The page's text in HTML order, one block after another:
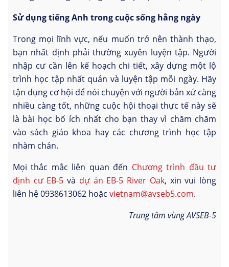
Sử dụng tiếng Anh trong cuộc sống hằng ngày
Trong mọi lĩnh vực, nếu muốn trở nên thành thạo,
bạn nhất định phải thường xuyên luyện tập. Người
nhập cư cần lên kế hoạch chi tiết, xây dựng một lộ
trình học tập nhất quán và luyện tập mỗi ngày. Hãy
tận dụng cơ hội để nói chuyện với người bản xứ càng
nhiều càng tốt, những cuộc hội thoại thực tế này sẽ
là bài học bổ ích nhất cho bạn thay vì chăm chăm
vào sách giáo khoa hay các chương trình học tập
nhàm chán.
Mọi thắc mắc liên quan đến Chương trình đầu tư
định cư EB-5 và dự án EB-5 River Oak, xin vui lòng
liên hệ 0938613062 hoặc vietnam@avseb5.com.
Trung tâm vùng AVSEB-5